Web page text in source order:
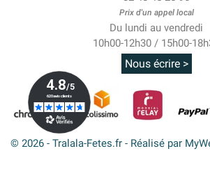
Prix d'un appel local
Du lundi au vendredi
10h00-12h30 / 15h00-
Nous écrire >
© 2026 - Tralala-Fetes.fr - Réalisé par